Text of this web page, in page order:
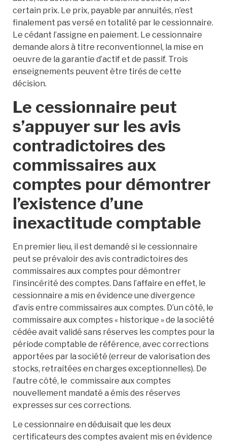
certain prix. Le prix, payable par annuités, n’est
finalement pas versé en totalité par le cessionnaire.
Le cédant l’assigne en paiement. Le cessionnaire
demande alors à titre reconventionnel, la mise en
oeuvre de la garantie d’actif et de passif. Trois
enseignements peuvent être tirés de cette
décision.
Le cessionnaire peut
s’appuyer sur les avis
contradictoires des
commissaires aux
comptes pour démontrer
l’existence d’une
inexactitude comptable
En premier lieu, il est demandé si le cessionnaire
peut se prévaloir des avis contradictoires des
commissaires aux comptes pour démontrer
l’insincérité des comptes. Dans l’affaire en effet, le
cessionnaire a mis en évidence une divergence
d’avis entre commissaires aux comptes. D’un côté, le
commissaire aux comptes « historique » de la société
cédée avait validé sans réserves les comptes pour la
période comptable de référence, avec corrections
apportées par la société (erreur de valorisation des
stocks, retraitées en charges exceptionnelles). De
l’autre côté, le commissaire aux comptes
nouvellement mandaté a émis des réserves
expresses sur ces corrections.
Le cessionnaire en déduisait que les deux
certificateurs des comptes avaient mis en évidence